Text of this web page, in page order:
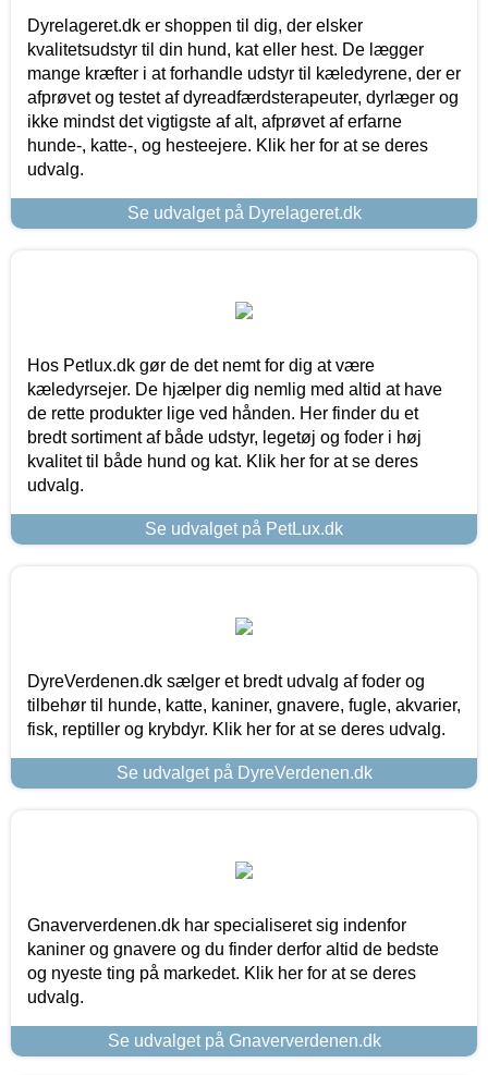
Dyrelageret.dk er shoppen til dig, der elsker
kvalitetsudstyr til din hund, kat eller hest. De lægger
mange kræfter i at forhandle udstyr til kæledyrene, der er
afprøvet og testet af dyreadfærdsterapeuter, dyrlæger og
ikke mindst det vigtigste af alt, afprøvet af erfarne
hunde-, katte-, og hesteejere. Klik her for at se deres
udvalg.
Se udvalget på Dyrelageret.dk
Hos Petlux.dk gør de det nemt for dig at være
kæledyrsejer. De hjælper dig nemlig med altid at have
de rette produkter lige ved hånden. Her finder du et
bredt sortiment af både udstyr, legetøj og foder i høj
kvalitet til både hund og kat. Klik her for at se deres
udvalg.
Se udvalget på PetLux.dk
DyreVerdenen.dk sælger et bredt udvalg af foder og
tilbehør til hunde, katte, kaniner, gnavere, fugle, akvarier,
fisk, reptiller og krybdyr. Klik her for at se deres udvalg.
Se udvalget på DyreVerdenen.dk
Gnaververdenen.dk har specialiseret sig indenfor
kaniner og gnavere og du finder derfor altid de bedste
og nyeste ting på markedet. Klik her for at se deres
udvalg.
Se udvalget på Gnaververdenen.dk